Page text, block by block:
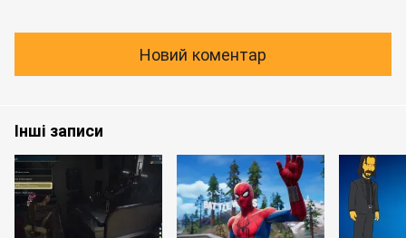
Новий коментар
Інші записи